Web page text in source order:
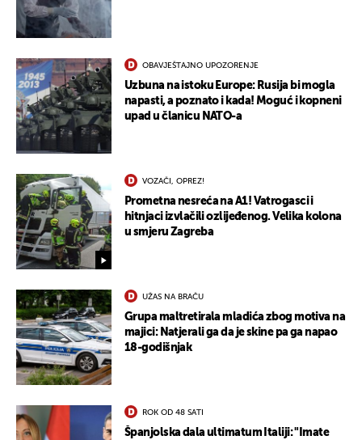
OBAVJEŠTAJNO UPOZORENJE
Uzbuna na istoku Europe: Rusija bi mogla
napasti, a poznato i kada! Moguć i kopneni
upad u članicu NATO-a
VOZAČI, OPREZ!
Prometna nesreća na A1! Vatrogasci i
hitnjaci izvlačili ozlijeđenog. Velika kolona
u smjeru Zagreba
UŽAS NA BRAČU
Grupa maltretirala mladića zbog motiva na
majici: Natjerali ga da je skine pa ga napao
18-godišnjak
ROK OD 48 SATI
Španjolska dala ultimatum Italiji: "Imate
UKLJUČITE NOTIFIKACIJE